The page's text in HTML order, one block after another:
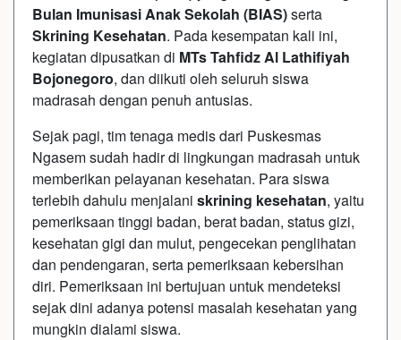
Bulan Imunisasi Anak Sekolah (BIAS)serta
Skrining Kesehatan. Pada kesempatan kali ini,
kegiatan dipusatkan di MTs Tahfidz Al Lathifiyah
Bojonegoro, dan diikuti oleh seluruh siswa
madrasah dengan penuh antusias.
Sejak pagi, tim tenaga medis dari Puskesmas
Ngasem sudah hadir di lingkungan madrasah untuk
memberikan pelayanan kesehatan. Para siswa
terlebih dahulu menjalani skrining kesehatan, yaitu
pemeriksaan tinggi badan, berat badan, status gizi,
kesehatan gigi dan mulut, pengecekan penglihatan
dan pendengaran, serta pemeriksaan kebersihan
diri. Pemeriksaan ini bertujuan untuk mendeteksi
sejak dini adanya potensi masalah kesehatan yang
mungkin dialami siswa.